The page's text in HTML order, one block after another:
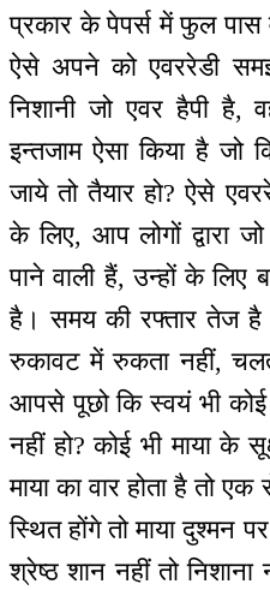
प्रकार के पेपर्स में फुल पास
ऐसे अपने को एवररेडी
निशानी जो एवर हैपी
इन्तजाम ऐसा किया है जो
जाये तो तैयार हो? ऐसे
के लिए, आप लोगों द्वारा
पाने वाली हैं, उन्हों के लिए
है। समय की रफ्तार तेज
रुकावट में रुकता नहीं,
आपसे पूछो कि स्वयं भी
नहीं हो? कोई भी माया के
माया का वार होता है तो
स्थित होंगे तो माया दुश्मन
श्रेष्ठ शान नहीं तो